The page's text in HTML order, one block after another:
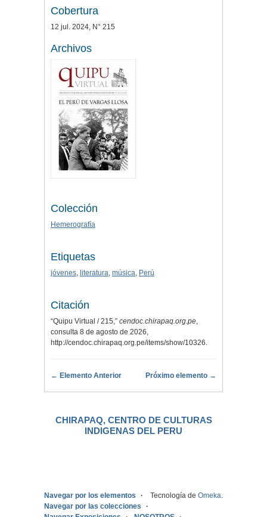
Cobertura
12 jul. 2024, N° 215
Archivos
Colección
Hemerografía
Etiquetas
jóvenes, literatura, música, Perú
Citación
“Quipu Virtual / 215,” cendoc.chirapaq.org.pe,
consulta 8 de agosto de 2026,
http://cendoc.chirapaq.org.pe/items/show/10326.
← Elemento Anterior Próximo elemento →
CHIRAPAQ, CENTRO DE CULTURAS
INDIGENAS DEL PERU
Navegar por los elementos
Navegar por las colecciones
Tecnología de Omeka.